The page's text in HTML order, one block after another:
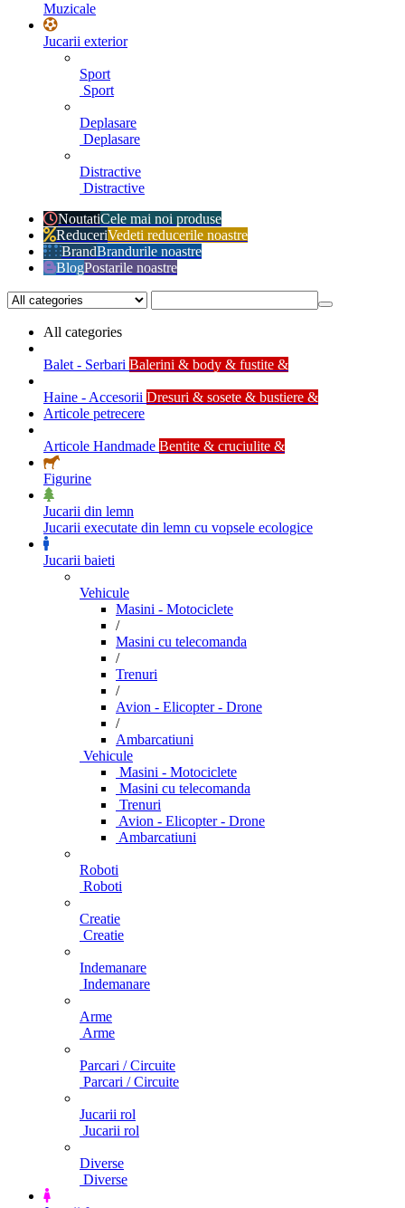
Muzicale
Jucarii exterior
Sport
Sport
Deplasare
Deplasare
Distractive
Distractive
NoutatiCele mai noi produse
ReduceriVedeti reducerile noastre
BrandBrandurile noastre
BlogPostarile noastre
All categories
Balet - Serbari Balerini & body & fustite &
Haine - Accesorii Dresuri & sosete & bustiere &
Articole petrecere
Articole Handmade Bentite & cruciulite &
Figurine
Jucarii din lemn
Jucarii executate din lemn cu vopsele ecologice
Jucarii baieti
Vehicule
Masini - Motociclete
/
Masini cu telecomanda
/
Trenuri
/
Avion - Elicopter - Drone
/
Ambarcatiuni
Vehicule
Masini - Motociclete
Masini cu telecomanda
Trenuri
Avion - Elicopter - Drone
Ambarcatiuni
Roboti
Roboti
Creatie
Creatie
Indemanare
Indemanare
Arme
Arme
Parcari / Circuite
Parcari / Circuite
Jucarii rol
Jucarii rol
Diverse
Diverse